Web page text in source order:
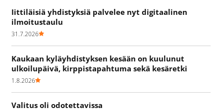
Iittiläisiä yhdistyksiä palvelee nyt digitaalinen
ilmoitustaulu
31.7.2026
Kaukaan kyläyhdistyksen kesään on kuulunut
ulkoilupäivä, kirppistapahtuma sekä kesäretki
1.8.2026
Valitus oli odotettavissa